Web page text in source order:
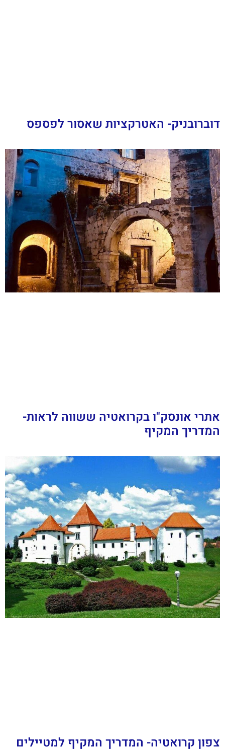
דוברובניק- האטרקציות שאסור לפספס
אתרי אונסק"ו בקרואטיה ששווה לראות-
המדריך המקיף
צפון קרואטיה- המדריך המקיף למטיילים